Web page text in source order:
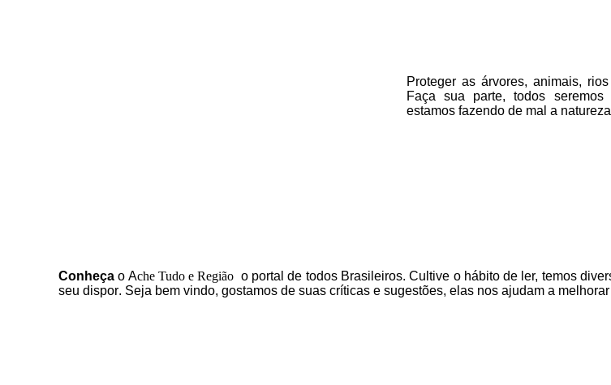
Proteger as árvores, animais,
Faça sua parte, todos seremos
estamos fazendo de mal a
Conheça o Ache Tudo e Região o portalde todos Brasileiros. Cultive o hábito de ler, temos
seu dispor. Seja bem vindo, gostamos de suas críticas e sugestões, elas nos ajudam a